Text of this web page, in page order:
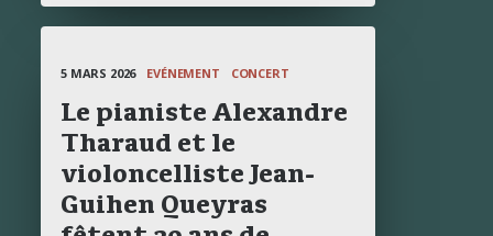
5 MARS 2026 EVÉNEMENT CONCERT
Le pianiste Alexandre
Tharaud et le
violoncelliste Jean-
Guihen Queyras